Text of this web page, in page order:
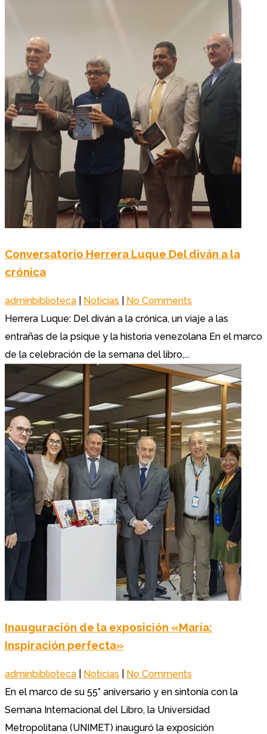
Conversatorio Herrera Luque Del diván a la
crónica
adminbiblioteca Noticias
No Comments
Herrera Luque: Del diván a la crónica, un viaje a las
entrañas de la psique y la historia venezolana En el marco
de la celebración de la semana del libro,...
Inauguración de la exposición «María:
Inspiración perfecta»
adminbiblioteca Noticias
No Comments
En el marco de su 55° aniversario y en sintonía con la
Semana Internacional del Libro, la Universidad
Metropolitana (UNIMET) inauguró la exposición